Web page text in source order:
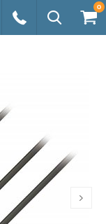
250628
0